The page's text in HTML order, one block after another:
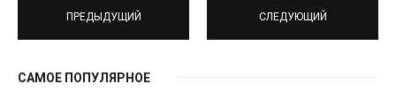
ПРЕДЫДУЩИЙ СЛЕДУЮЩИЙ
САМОЕ ПОПУЛЯРНОЕ